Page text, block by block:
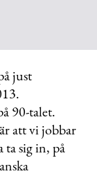
just
90-talet.
att vi jobbar
ta sig in, på